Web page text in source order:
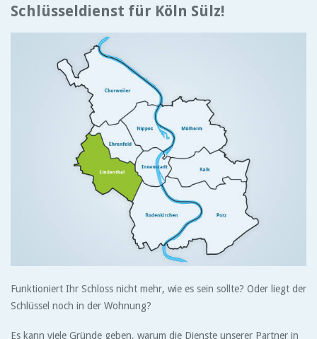
Schlüsseldienst für Köln Sülz!
Funktioniert Ihr Schloss nicht mehr, wie es sein sollte? Oder liegt der
Schlüssel noch in der Wohnung?
Es kann viele Gründe geben, warum die Dienste unserer Partner in